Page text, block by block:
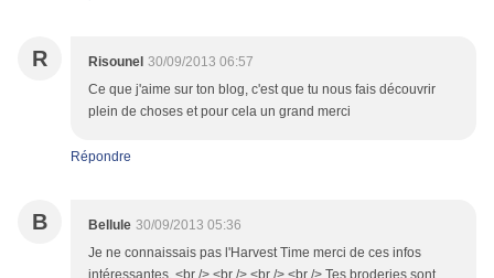
R Risounel 30/09/2013 06:57
Ce que j'aime sur ton blog, c'est que tu nous fais découvrir
plein de choses et pour cela un grand merci
Répondre
B Bellule 30/09/2013 05:36
Je ne connaissais pas l'Harvest Time merci de ces infos
intéressantes. <br /> <br /> <br /> <br /> Tes broderies sont